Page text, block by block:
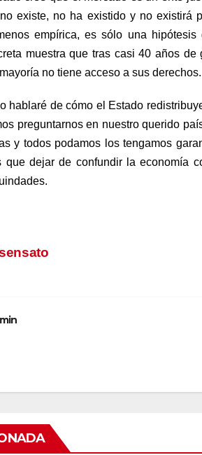
existe, no ha existido y no existirá
empírica, es sólo una
muestra que tras casi 40 años
no tiene acceso a sus derechos.
hablaré de cómo el Estado
preguntarnos en nuestro querido
y todos podamos los tengamos
que dejar de confundir la economía